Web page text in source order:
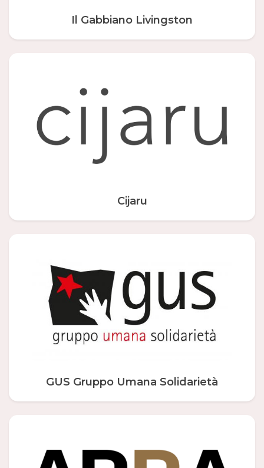
Il Gabbiano Livingston
Cijaru
GUS Gruppo Umana Solidarietà